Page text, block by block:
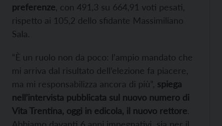
preferenze, con 491,3 su 664,91 voti pesati,
rispetto ai 105,2 dello sfidante Massimiliano
Sala.
“È un ruolo non da poco: l’ampio mandato che
mi arriva dal risultato dell’elezione fa piacere,
ma mi responsabilizza ancora di più”, spiega
nell’intervista pubblicata sul nuovo numero di
Vita Trentina, oggi in edicola, il nuovo rettore.